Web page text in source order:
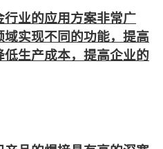
业的应用方案非常广
实现不同的功能，提高
生产成本，提高企业的